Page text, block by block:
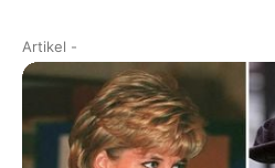
Artikel -